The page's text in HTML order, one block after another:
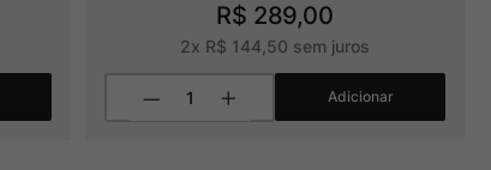
R$ 289,00
2x R$ 144 50 sem juros
Adicionar